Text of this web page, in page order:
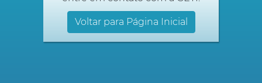
Voltar para Página Inicial